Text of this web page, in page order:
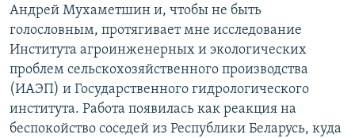
Андрей Мухаметшин и, чтобы не быть
голословным, протягивает мне исследование
Института агроинженерных и экологических
проблем сельскохозяйственного производства
(ИАЭП) и Государственного гидрологического
института. Работа появилась как реакция на
беспокойство соседей из Республики Беларусь, куда